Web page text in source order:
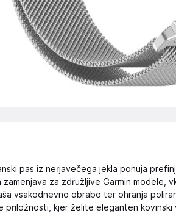
pas iz nerjavečega jekla ponuja
za združljive Garmin modele,
vsakodnevno obrabo ter ohranja
priložnosti, kjer želite eleganten kovinski